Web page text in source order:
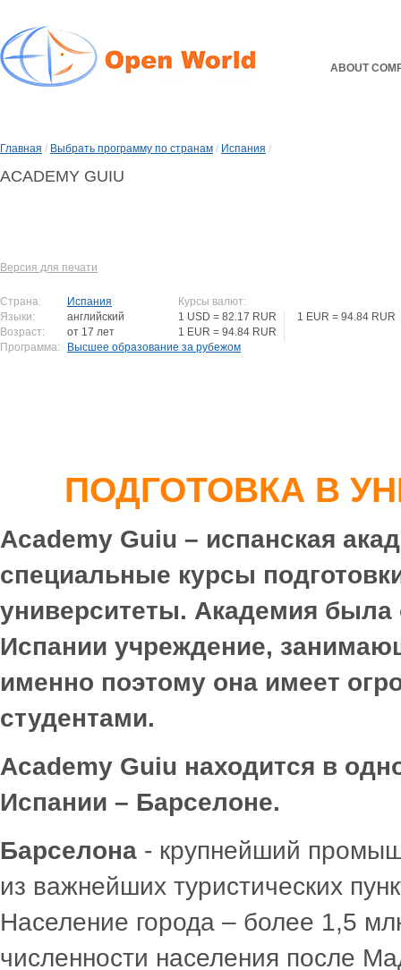
ABOUT
Главная / Выбрать программу по странам / Испания /
ACADEMY GUIU
Версия для печати
Страна: Испания
Курсы валют:
Языки:
английский 1 USD = 82.17 RUR
1 EUR = 94.84 RUR
Возраст:
от 17 лет
1 EUR = 94.84 RUR
Программа:
Высшее образование за рубежом
ПОДГОТОВКА В
Academy Guiu – испанская
специальные курсы
университеты. Академия была
Испании учреждение,
именно поэтому она имеет
студентами.
Academy Guiu находится в
Испании – Барселоне.
Барселона - крупнейший
из важнейших туристических
Население города – более 1,5
численности населения после